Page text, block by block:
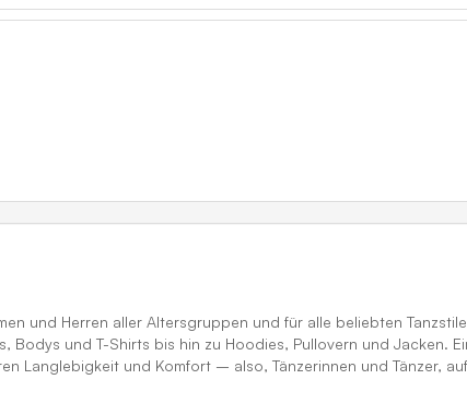
und Herren aller Altersgruppen und für alle beliebten
und T-Shirts bis hin zu Hoodies, Pullovern und Jacken.
Langlebigkeit und Komfort – also, Tänzerinnen und Tänzer,